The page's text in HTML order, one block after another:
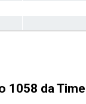
1058 da